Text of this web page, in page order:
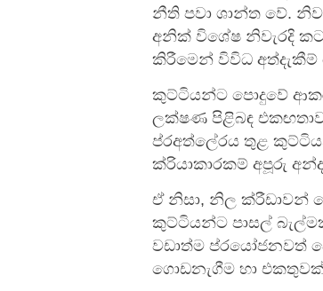
නීති පවා ශාන්ත වේ.
අනික් විශේෂ නිවැරදි
කිරීමෙන් විවිධ අත්දැකීම්
කුට්ටියන්ට පොදුවේ
ලක්ෂණ පිළිබඳ
ප්රඅත්ලේරය තුළ
ක්රියාකාරකම් අපූරු
ඒ නිසා, නිල ක්රීඩාවන්
කුට්ටියන්ට පාසල්
වඩාත්ම ප්රයෝජනවත්
ගොඩනැගීම හා